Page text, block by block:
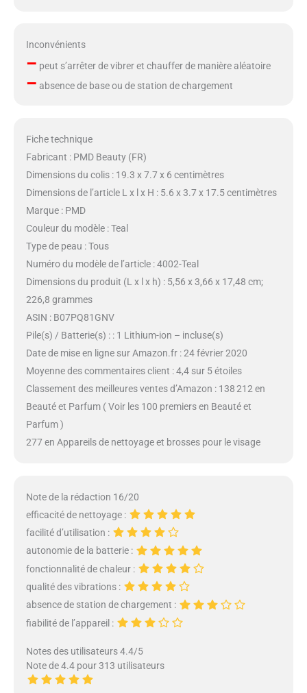
Inconvénients
– peut s’arrêter de vibrer et chauffer de manière aléatoire
– absence de base ou de station de chargement
Fiche technique
Fabricant : PMD Beauty (FR)
Dimensions du colis : 19.3 x 7.7 x 6 centimètres
Dimensions de l’article L x l x H : 5.6 x 3.7 x 17.5 centimètres
Marque : PMD
Couleur du modèle : Teal
Type de peau : Tous
Numéro du modèle de l’article : 4002-Teal
Dimensions du produit (L x l x h) : 5,56 x 3,66 x 17,48 cm;
226,8 grammes
ASIN : B07PQ81GNV
Pile(s) / Batterie(s) : : 1 Lithium-ion – incluse(s)
Date de mise en ligne sur Amazon.fr : 24 février 2020
Moyenne des commentaires client : 4,4 sur 5 étoiles
Classement des meilleures ventes d’Amazon : 138 212 en
Beauté et Parfum ( Voir les 100 premiers en Beauté et
Parfum )
277 en Appareils de nettoyage et brosses pour le visage
Note de la rédaction 16/20
efficacité de nettoyage :
facilité d’utilisation :
autonomie de la batterie :
fonctionnalité de chaleur :
qualité des vibrations :
absence de station de chargement :
fiabilité de l’appareil :
Notes des utilisateurs 4.4/5
Note de 4.4 pour 313 utilisateurs